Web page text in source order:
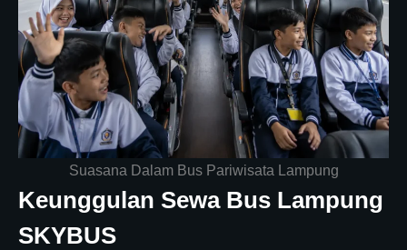
Suasana Dalam Bus Pariwisata Lampung
Keunggulan Sewa Bus Lampung
SKYBUS